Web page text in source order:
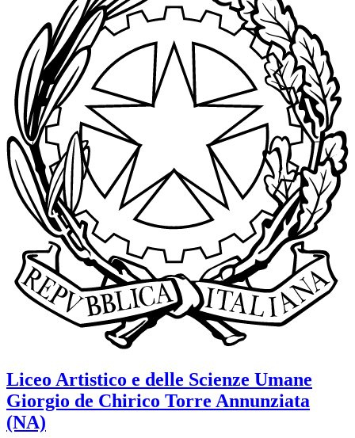
Liceo Artistico e delle Scienze Umane
Giorgio de Chirico Torre Annunziata
(NA)